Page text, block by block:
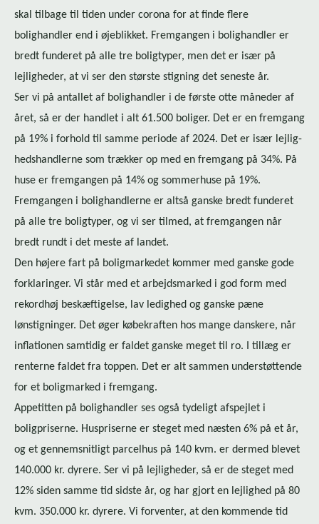
skal tilbage til tiden under corona for at finde flere
bolighandler end i øjeblikket. Fremgangen i bolighandler er
bredt funderet på alle tre boligtyper, men det er især på
lejligheder, at vi ser den største stigning det seneste år.
Ser vi på antallet af bolighandler i de første otte måneder af
året, så er der handlet i alt 61.500 boliger. Det er en fremgang
på 19% i forhold til samme periode af 2024. Det er især lej­lig­
heds­hand­ler­ne som trækker op med en fremgang på 34%. På
huse er fremgangen på 14% og sommerhuse på 19%.
Fremgangen i bolighandlerne er altså ganske bredt funderet
på alle tre boligtyper, og vi ser tilmed, at fremgangen når
bredt rundt i det meste af landet.
Den højere fart på boligmarkedet kommer med ganske gode
forklaringer. Vi står med et arbejdsmarked i god form med
rekordhøj beskæftigelse, lav ledighed og ganske pæne
lønstigninger. Det øger købekraften hos mange danskere, når
inflationen samtidig er faldet ganske meget til ro. I tillæg er
renterne faldet fra toppen. Det er alt sammen understøttende
for et boligmarked i fremgang.
Appetitten på bolighandler ses også tydeligt afspejlet i
boligpriserne. Huspriserne er steget med næsten 6% på et år,
og et gennemsnitligt parcelhus på 140 kvm. er dermed blevet
140.000 kr. dyrere. Ser vi på lejligheder, så er de steget med
12% siden samme tid sidste år, og har gjort en lejlighed på 80
kvm. 350.000 kr. dyrere. Vi forventer, at den kommende tid